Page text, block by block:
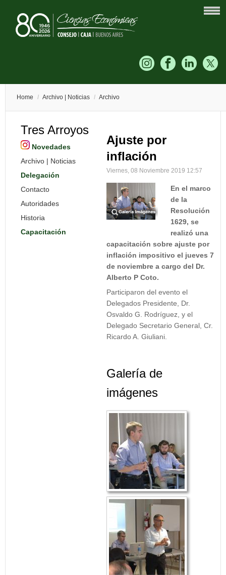
Home / Archivo | Noticias / Archivo
Tres Arroyos
Novedades
Archivo | Noticias
Delegación
Contacto
Autoridades
Historia
Capacitación
Ajuste por
inflación
Viernes, 08 Noviembre 2019 12:57
En el marco
de la
Resolución
1629, se
realizó una
capacitación sobre ajuste por
inflación impositivo el jueves 7
de noviembre a cargo del Dr.
Alberto P Coto.
Participaron del evento el
Delegados Presidente, Dr.
Osvaldo G. Rodríguez, y el
Delegado Secretario General, Cr.
Ricardo A. Giuliani.
Galería de
imágenes